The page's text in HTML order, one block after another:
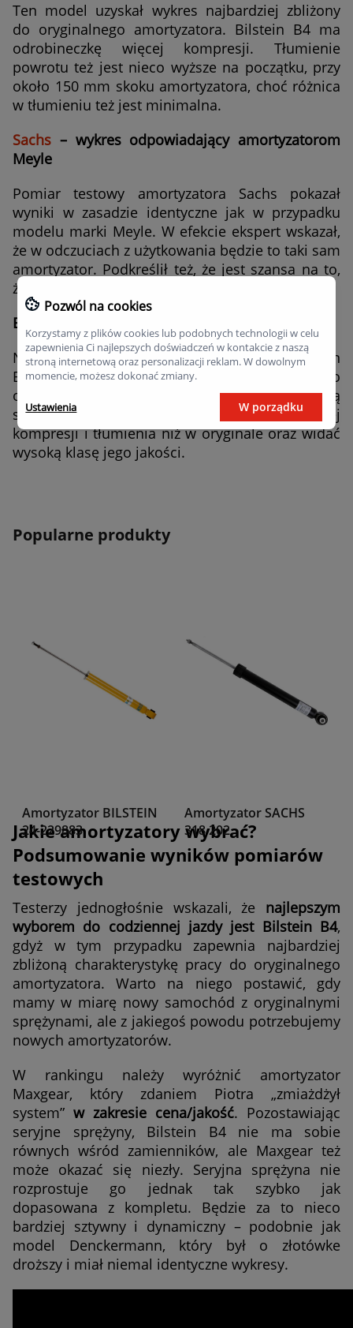
Ten model uzyskał wykres najbardziej zbliżony
do oryginalnego amortyzatora. Bilstein B4 ma
odrobineczkę więcej kompresji. Tłumienie
powrotu też jest nieco wyższe na początku, przy
około 150 mm skoku amortyzatora, choć różnica
w tłumieniu też jest minimalna.
Sachs – wykres odpowiadający amortyzatorom
Meyle
Pomiar testowy amortyzatora Sachs pokazał
wyniki w zasadzie identyczne jak w przypadku
modelu marki Meyle. W efekcie ekspert wskazał,
że w odczuciach z użytkowania będzie to taki sam
amortyzator. Podkreślił też, że jest szansa na to,
że ich bebechy są identyczne.
Bilstein B6 – najdroższy amortyzator
Najdroższy w rankingu amortyzator to Bilstein
B6, który jako jedyny wykorzystuje tłok, tłoczysko
oraz separator ulokowane tak, aby uzyskać pełną
separację oleju od azotu. Ma wyraźnie więcej
kompresji i tłumienia niż w oryginale oraz widać
wysoką klasę jego jakości.
Popularne produkty
Amortyzator BILSTEIN
24-229883
Amortyzator SACHS
318 202
Jakie amortyzatory wybrać?
Podsumowanie wyników pomiarów
testowych
Testerzy jednogłośnie wskazali, że najlepszym
wyborem do codziennej jazdy jest Bilstein B4,
gdyż w tym przypadku zapewnia najbardziej
zbliżoną charakterystykę pracy do oryginalnego
amortyzatora. Warto na niego postawić, gdy
mamy w miarę nowy samochód z oryginalnymi
sprężynami, ale z jakiegoś powodu potrzebujemy
nowych amortyzatorów.
W rankingu należy wyróżnić amortyzator
Maxgear, który zdaniem Piotra „zmiażdżył
system” w zakresie cena/jakość. Pozostawiając
seryjne sprężyny, Bilstein B4 nie ma sobie
równych wśród zamienników, ale Maxgear też
może okazać się niezły. Seryjna sprężyna nie
rozprostuje go jednak tak szybko jak
dopasowana z kompletu. Będzie za to nieco
bardziej sztywny i dynamiczny – podobnie jak
model Denckermann, który był o złotówke
droższy i miał niemal identyczne wykresy.
Pozwól na cookies
Korzystamy z plików cookies lub podobnych technologii w celu
zapewnienia Ci najlepszych doświadczeń w kontakcie z naszą
stroną internetową oraz personalizacji reklam. W dowolnym
momencie, możesz dokonać zmiany.
Ustawienia W porządku